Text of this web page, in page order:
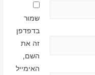
שמור
בדפדפן
זה את
השם,
האימייל